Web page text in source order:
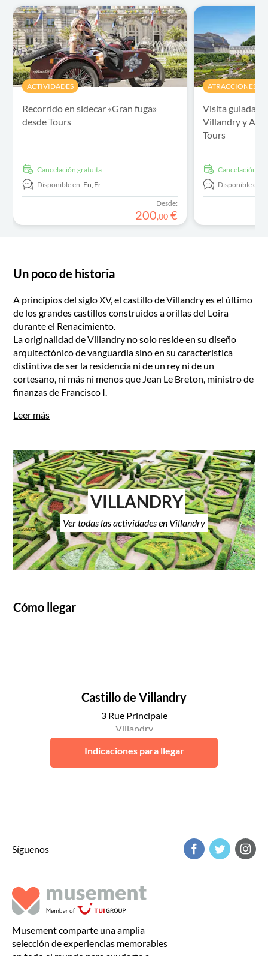
ACTIVIDADES
Recorrido en sidecar «Gran fuga»
desde Tours
cancelación gratuita
Disponible en: En,Fr
Desde:
200,00 €
ATRACCIONES Y
Visita guiada
Villandry y
Tours
cancelación
Disponible en:
Un poco de historia
A principios del siglo XV, el castillo de Villandry es el último
de los grandes castillos construidos a orillas del Loira
durante el Renacimiento.
La originalidad de Villandry no solo reside en su diseño
arquitectónico de vanguardia sino en su característica
distintiva de ser la residencia ni de un rey ni de un
cortesano, ni más ni menos que Jean Le Breton, ministro de
finanzas de Francisco I.
Leer más
VILLANDRY
Ver todas las actividades en Villandry
Cómo llegar
Castillo de Villandry
3 Rue Principale
Villandry
Indicaciones para llegar
Síguenos
Musement comparte una amplia
selección de experiencias memorables